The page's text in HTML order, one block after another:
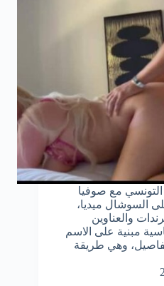
مع صوفيا
السوشال ميديا،
والعناوين
مبنية على الاسم
وهي طريقة